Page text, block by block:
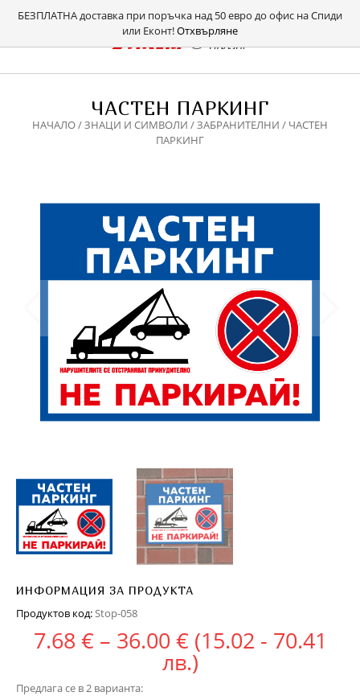
БЕЗПЛАТНА доставка при поръчка над 50 евро до офис на Спиди
или Еконт!Отхвърляне
ЧАСТЕН ПАРКИНГ
НАЧАЛО/ЗНАЦИ И СИМВОЛИ /ЗАБРАНИТЕЛНИ / ЧАСТЕН
ПАРКИНГ
ИНФОРМАЦИЯ ЗА ПРОДУКТА
Продуктов код:Stop-058
7.68 € – 36.00 €Price range:
(15.02 - 70.41
лв.)
Предлага се в 2 варианта: